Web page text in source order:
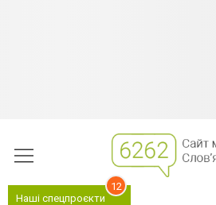
Наші спецпроєкти
12